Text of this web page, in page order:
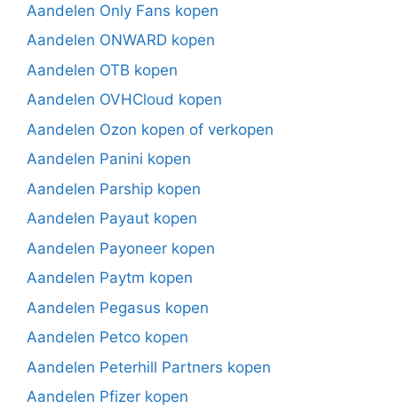
Aandelen Only Fans kopen
Aandelen ONWARD kopen
Aandelen OTB kopen
Aandelen OVHCloud kopen
Aandelen Ozon kopen of verkopen
Aandelen Panini kopen
Aandelen Parship kopen
Aandelen Payaut kopen
Aandelen Payoneer kopen
Aandelen Paytm kopen
Aandelen Pegasus kopen
Aandelen Petco kopen
Aandelen Peterhill Partners kopen
Aandelen Pfizer kopen